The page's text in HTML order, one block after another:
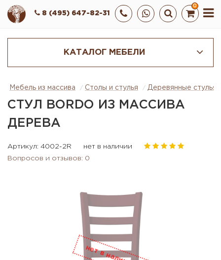
0
8 (495) 647-82-31
КАТАЛОГ МЕБЕЛИ
Мебель из массива Столы и стулья Деревянные стулья
СТУЛ BORDO ИЗ МАССИВА
ДЕРЕВА
Артикул: 4002-2R
нет в наличии
Вопросов и отзывов: 0